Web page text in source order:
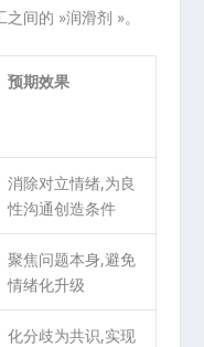
间的 »润滑剂 »。
预期效果
消除对立情绪,为良
性沟通创造条件
聚焦问题本身,避免
情绪化升级
化分歧为共识,实现